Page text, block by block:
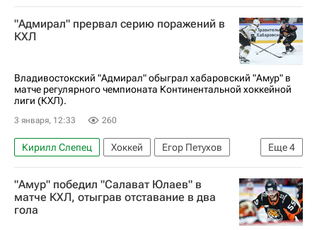
Адмирал
КХЛ 2025-2026
"Адмирал" прервал серию поражений в
КХЛ
Владивостокский "Адмирал" обыграл хабаровский "Амур" в
матче регулярного чемпионата Континентальной хоккейной
лиги (КХЛ).
3 января, 12:33 260
Еще4
Кирилл Слепец Хоккей
Егор Петухов
Адмирал
Амур Сибирь КХЛ 2025-2026
"Амур" победил "Салават Юлаев" в
матче КХЛ, отыграв отставание в два
гола